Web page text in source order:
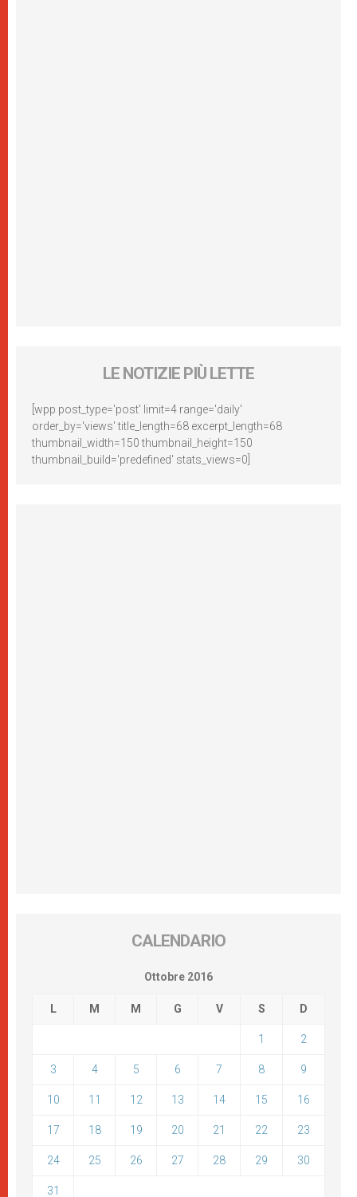
LE NOTIZIE PIÙ LETTE
[wpp post_type='post' limit=4 range='daily'
order_by='views' title_length=68 excerpt_length=68
thumbnail_width=150 thumbnail_height=150
thumbnail_build='predefined' stats_views=0]
CALENDARIO
Ottobre 2016
L M M G V S D
1 2
3 4 5 6 7 8 9
10 11 12 13 14 15 16
17 18 19 20 21 22 23
24 25 26 27 28 29 30
31